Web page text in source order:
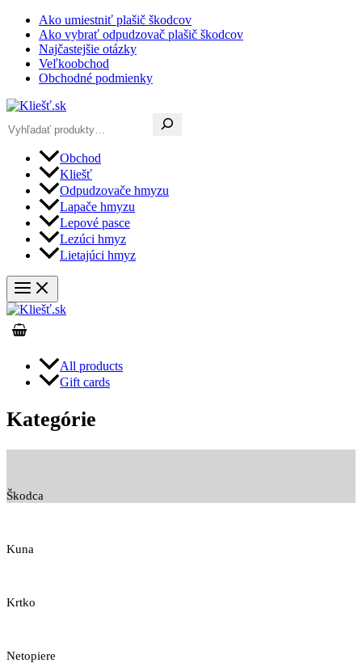
Preskočiť
obsah
Ako umiestniť plašič škodcov
Ako vybrať odpudzovač plašič škodcov
Najčastejšie otázky
Veľkoobchod
Obchodné podmienky
Obchod
Kliešť
Odpudzovače hmyzu
Lapače hmyzu
Lepové pasce
Lezúci hmyz
Lietajúci hmyz
All products
Gift cards
Kategórie
Škodca
Kuna
Krtko
Netopiere